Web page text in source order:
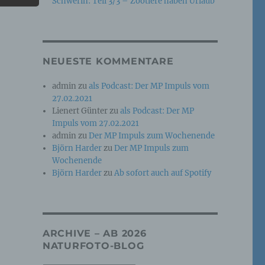
NEUESTE KOMMENTARE
admin zuals Podcast: Der MP Impuls vom
27.02.2021
Lienert Günterzuals Podcast: Der MP
Impuls vom 27.02.2021
admin zuDer MP Impuls zum Wochenende
Björn HarderzuDer MP Impuls zum
Wochenende
Björn HarderzuAb sofort auch auf Spotify
ARCHIVE – AB 2026
NATURFOTO-BLOG